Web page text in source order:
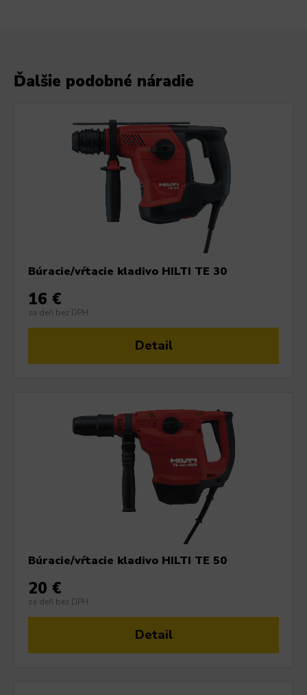
Ďalšie podobné náradie
Búracie/vŕtacie kladivo HILTI TE 30
16 €
za deň bez DPH
Detail
Búracie/vŕtacie kladivo HILTI TE 50
20 €
za deň bez DPH
Detail